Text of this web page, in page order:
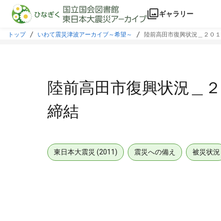
本文に飛ぶ
ギャラリー
トップ いわて震災津波アーカイブ～希望～ 陸前高田市復興状況＿２０
陸前高田市復興状況＿
締結
東日本大震災 (2011) 震災への備え 被災状況